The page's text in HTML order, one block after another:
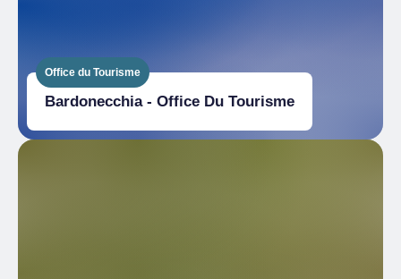
Office du Tourisme
Bardonecchia - Office Du Tourisme